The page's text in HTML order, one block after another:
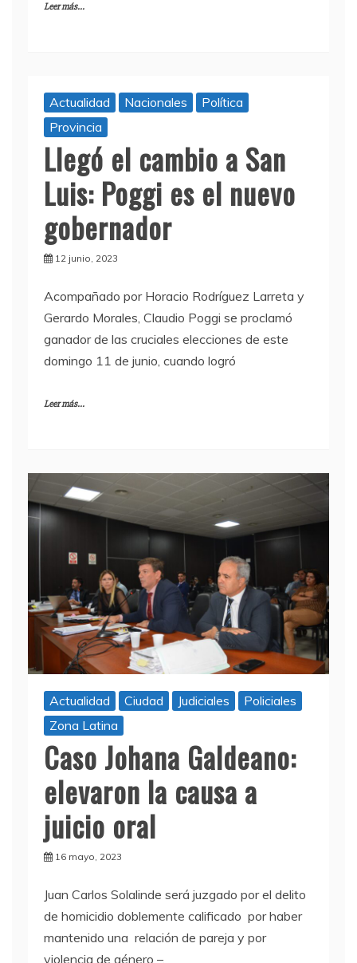
Leer más...
Actualidad Nacionales
Política
Provincia
Llegó el cambio a San
Luis: Poggi es el nuevo
gobernador
12 junio, 2023
Acompañado por Horacio Rodríguez Larreta y
Gerardo Morales, Claudio Poggi se proclamó
ganador de las cruciales elecciones de este
domingo 11 de junio, cuando logró
Leer más...
Actualidad Ciudad Judiciales
Policiales
Zona Latina
Caso Johana Galdeano:
elevaron la causa a
juicio oral
16 mayo, 2023
Juan Carlos Solalinde será juzgado por el delito
de homicidio doblemente calificado por haber
mantenido una relación de pareja y por
violencia de género –,